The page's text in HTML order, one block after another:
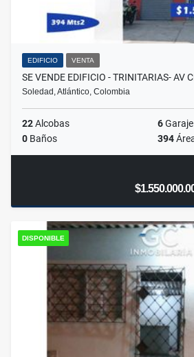
EDIFICIO VENTA
SE VENDE EDIFICIO - TRINITARIAS- AV
Soledad, Atlántico, Colombia
22Alcobas 6Garaje
0 Baños 394
DISPONIBLE